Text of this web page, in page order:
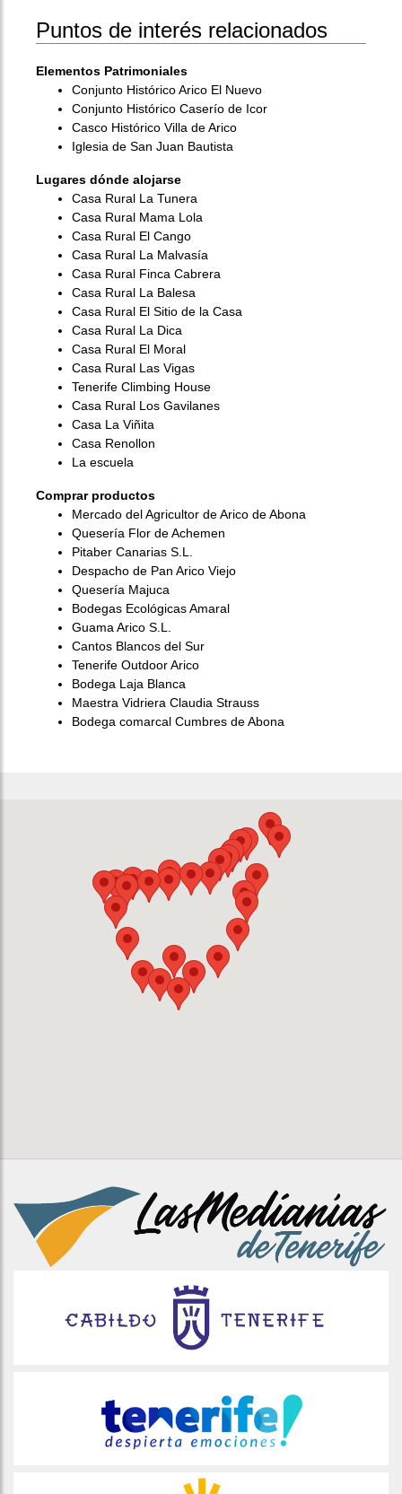
Puntos de interés relacionados
Elementos Patrimoniales
Conjunto Histórico Arico El Nuevo
Conjunto Histórico Caserío de Icor
Casco Histórico Villa de Arico
Iglesia de San Juan Bautista
Lugares dónde alojarse
Casa Rural La Tunera
Casa Rural Mama Lola
Casa Rural El Cango
Casa Rural La Malvasía
Casa Rural Finca Cabrera
Casa Rural La Balesa
Casa Rural El Sitio de la Casa
Casa Rural La Dica
Casa Rural El Moral
Casa Rural Las Vigas
Tenerife Climbing House
Casa Rural Los Gavilanes
Casa La Viñita
Casa Renollon
La escuela
Comprar productos
Mercado del Agricultor de Arico de Abona
Quesería Flor de Achemen
Pitaber Canarias S.L.
Despacho de Pan Arico Viejo
Quesería Majuca
Bodegas Ecológicas Amaral
Guama Arico S.L.
Cantos Blancos del Sur
Tenerife Outdoor Arico
Bodega Laja Blanca
Maestra Vidriera Claudia Strauss
Bodega comarcal Cumbres de Abona